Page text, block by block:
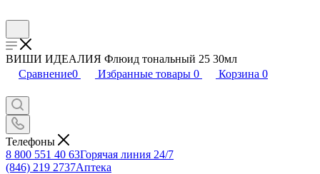
ВИШИ ИДЕАЛИЯ Флюид тональный 25 30мл
Сравнение0 Избранные товары 0 Корзина 0
Телефоны
8 800 551 40 63Горячая линия 24/7
(846) 219 2737Аптека